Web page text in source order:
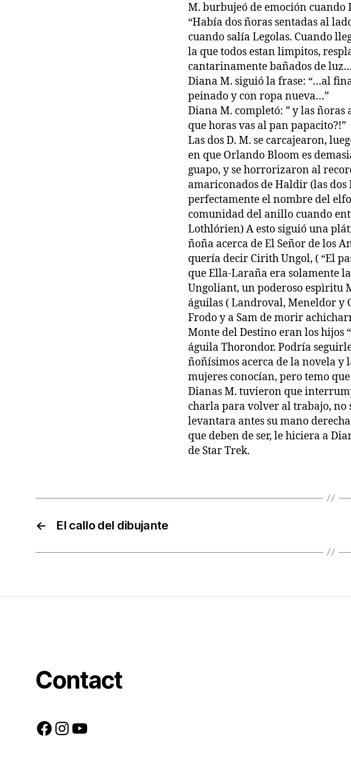
M. burbujeó de emoción cuando
“Había dos ñoras sentadas al
cuando salía Legolas. Cuando
la que todos estan limpitos,
cantarinamente bañados de
Diana M. siguió la frase: “…al
peinado y con ropa nueva…”
Diana M. completó: ” y las ñoras
que horas vas al pan papacito?!”
Las dos D. M. se carcajearon,
en que Orlando Bloom es
guapo, y se horrorizaron al
amariconados de Haldir (las dos
perfectamente el nombre del
comunidad del anillo cuando
Lothlórien) A esto siguió una
ñoña acerca de El Señor de los
quería decir Cirith Ungol, ( “El
que Ella-Laraña era solamente
Ungoliant, un poderoso espìritu
águilas ( Landroval, Meneldor y
Frodo y a Sam de morir
Monte del Destino eran los hijos
águila Thorondor. Podría
ñoñísimos acerca de la novela y
mujeres conocían, pero temo
Dianas M. tuvieron que
charla para volver al trabajo, no
levantara antes su mano
que deben de ser, le hiciera a
de Star Trek.
← El callo del dibujante
Contact
Facebook
Instagram
YouTube